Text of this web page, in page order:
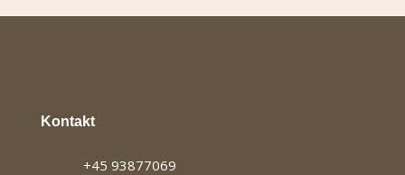
Kontakt
+45 93877069